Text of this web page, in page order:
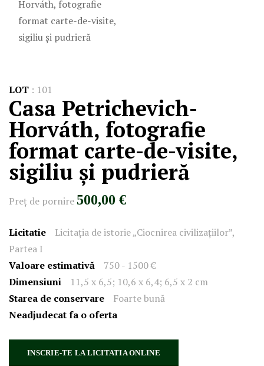
LOT : 101
Casa Petrichevich-
Horváth, fotografie
format carte-de-visite,
sigiliu și pudrieră
Preţ de pornire 500,00 €
Licitatie
Licitația de istorie „Ciocnirea civilizațiilor”,
Partea I
Valoare estimativă
750 - 1500 €
Dimensiuni
11,5 x 6,5; 10,6 x 6,4; 6,5 x 2 cm
Starea de conservare
Foarte bună
Neadjudecat fa o oferta
INSCRIE-TE LA LICITATIA ONLINE